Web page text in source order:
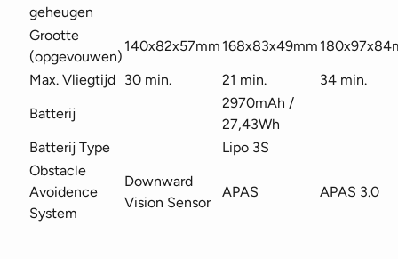
geheugen
Grootte
(opgevouwen)
140x82x57mm 168x83x49mm
Max. Vliegtijd 30 min. 21 min.
34 min.
Batterij
2970mAh /
27,43Wh
Batterij Type
Lipo 3S
Obstacle
Avoidence
System
Downward
Vision Sensor
APAS APAS 3.0